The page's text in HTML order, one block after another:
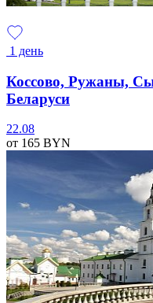
1 день
Коссово, Ружаны,
Беларуси
22.08
от 165 BYN